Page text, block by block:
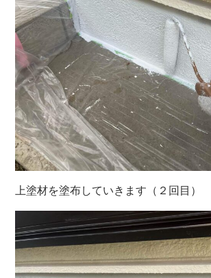
上塗材を塗布していきます（２回目）